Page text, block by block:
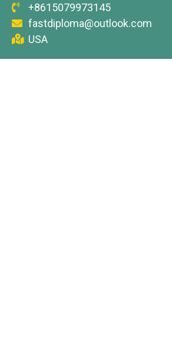
+8615079973145
fastdiploma@outlook.com
USA